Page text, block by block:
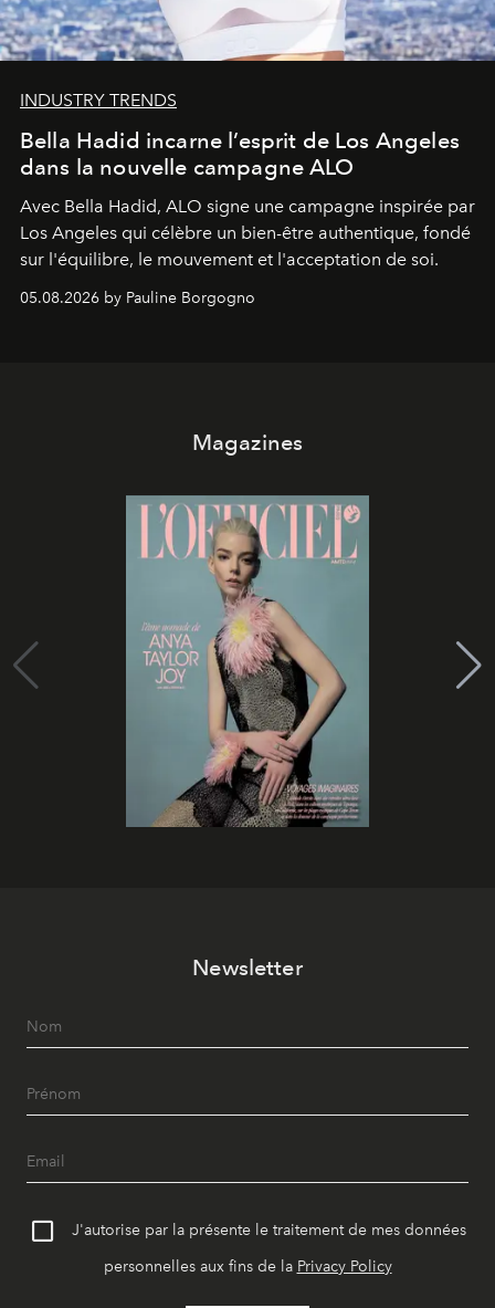
INDUSTRY TRENDS
Bella Hadid incarne l’esprit de Los Angeles
dans la nouvelle campagne ALO
Avec Bella Hadid, ALO signe une campagne inspirée par
Los Angeles qui célèbre un bien-être authentique, fondé
sur l'équilibre, le mouvement et l'acceptation de soi.
05.08.2026 by Pauline Borgogno
Magazines
Newsletter
J'autorise par la présente le traitement de mes données
personnelles aux fins de la Privacy Policy